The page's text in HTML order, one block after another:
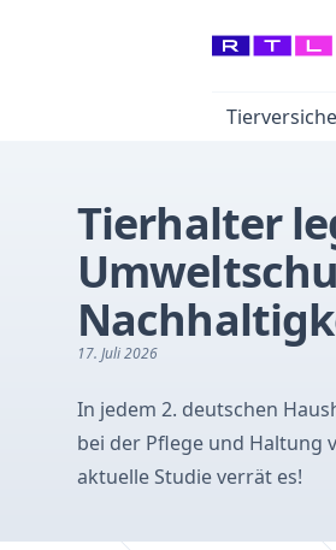
Tierhalter
17. Juli 2026
In jedem 2. deutschen
bei der Pflege und Haltung
aktuelle Studie verrät es!